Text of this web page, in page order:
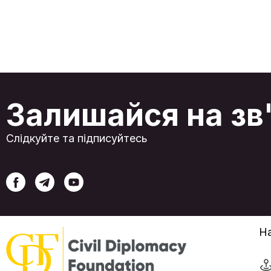
свою актуалізацію, коридор стикається із
зростання, що зумовлено об’єднанням
інтересів Китаю, Європейського Союзу та
регіональних держав, його довгострокова
життєздатність залежить від подолання
значних інфраструктурних обмежень, складної
центральним завданням, проте поточна
пропускна спроможність маршруту
залишається лише незначною часткою від
життєздатною та стратегічною ланкою для
зв'язку з чорноморськими вузлами коридору.
Залишайся на
Слідкуйте та підписуйтесь